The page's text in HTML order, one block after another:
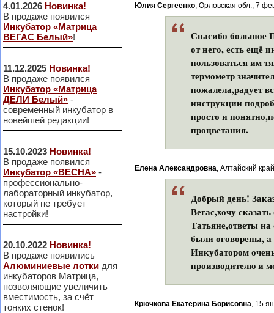
4.01.2026 Новинка!
В продаже появился
Инкубатор «Матрица
ВЕГАС Белый»!
11.12.2025 Новинка!
В продаже появился
Инкубатор «Матрица
ДЕЛИ Белый» -
современный инкубатор в
новейшей редакции!
15.10.2023 Новинка!
В продаже появился
Инкубатор «ВЕСНА» -
профессионально-
лабораторный инкубатор,
который не требует
настройки!
20.10.2022 Новинка!
В продаже появились
Алюминиевые лотки для
инкубаторов Матрица,
позволяющие увеличить
вместимость, за счёт
тонких стенок!
Юлия Сергеенко, Орловская обл., 7
Спасибо большое
от него, есть ещё
пользоваться им
термометр
пожалела,радует
инструкции
просто и
процветания.
Елена Александровна, Алтайский
Добрый день!
Вегас,хочу
Татьяне,ответы
были оговорены, а
Инкубатором
производителю и
Крючкова Екатерина Борисовна, 15